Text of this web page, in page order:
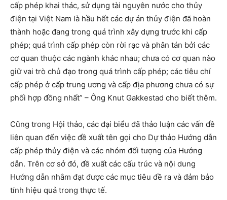
cấp phép khai thác, sử dụng tài nguyên nước cho thủy
điện tại Việt Nam là hầu hết các dự án thủy điện đã hoàn
thành hoặc đang trong quá trình xây dựng trước khi cấp
phép; quá trình cấp phép còn rời rạc và phân tán bởi các
cơ quan thuộc các ngành khác nhau; chưa có cơ quan nào
giữ vai trò chủ đạo trong quá trình cấp phép; các tiêu chí
cấp phép ở cấp trung ương và cấp địa phương chưa có sự
phối hợp đồng nhất” – Ông Knut Gakkestad cho biết thêm.
Cũng trong Hội thảo, các đại biểu đã thảo luận các vấn đề
liên quan đến việc đề xuất tên gọi cho Dự thảo Hướng dẫn
cấp phép thủy điện và các nhóm đối tượng của Hướng
dẫn. Trên cơ sở đó, đề xuất các cấu trúc và nội dung
Hướng dẫn nhằm đạt được các mục tiêu đề ra và đảm bảo
tính hiệu quả trong thực tế.